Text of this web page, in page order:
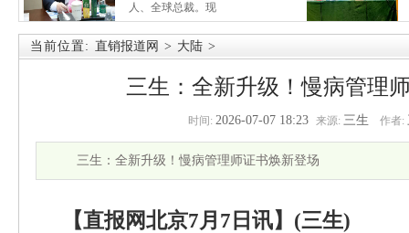
人、全球总裁。现
当前位置: 直销报道网 > 大陆 >
三生：全新升级！慢病管理
时间: 2026-07-07 18:23 来源: 三生 作者:
三生：全新升级！慢病管理师证书焕新登场
【直报网北京7月7日讯】(三生)